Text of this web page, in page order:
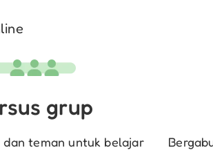
grup
dan teman untuk belajar